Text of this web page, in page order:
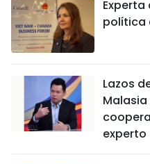
política
Lazos
experto